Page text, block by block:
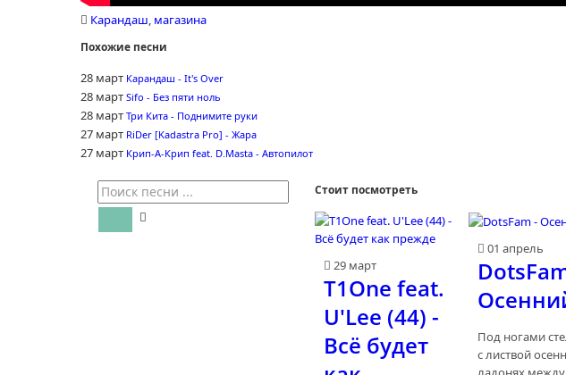
Карандаш магазина
Похожие песни
28 март Карандаш - It's Over
28 март Sifo - Без пяти ноль
28 март Три Кита - Поднимите руки
27 март RiDer [Kadastra Pro] - Жара
27 март Крип-А-Крип feat. D.Masta - Автопилот
Стоит посмотреть
29 март
T1One feat.
U'Lee (44) -
Всё будет
01 апрель
Под ногами
с листвой